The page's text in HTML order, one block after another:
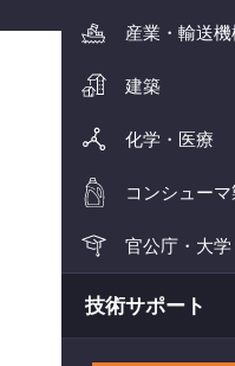
産業・輸送
建築
化学・医療
コンシュー
官公庁・大
技術サポート